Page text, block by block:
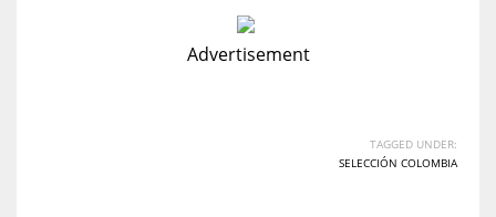
Advertisement
TAGGED UNDER:
SELECCIÓN COLOMBIA